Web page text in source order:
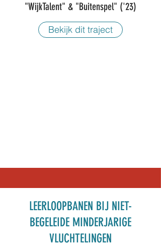
"WijkTalent" & "Buitenspel" ('23)
Bekijk dit traject
LEERLOOPBANEN BIJ NIET-
BEGELEIDE MINDERJARIGE
VLUCHTELINGEN